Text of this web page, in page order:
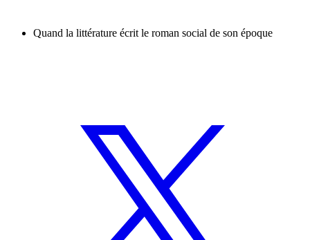
Quand la littérature écrit le roman social de son époque